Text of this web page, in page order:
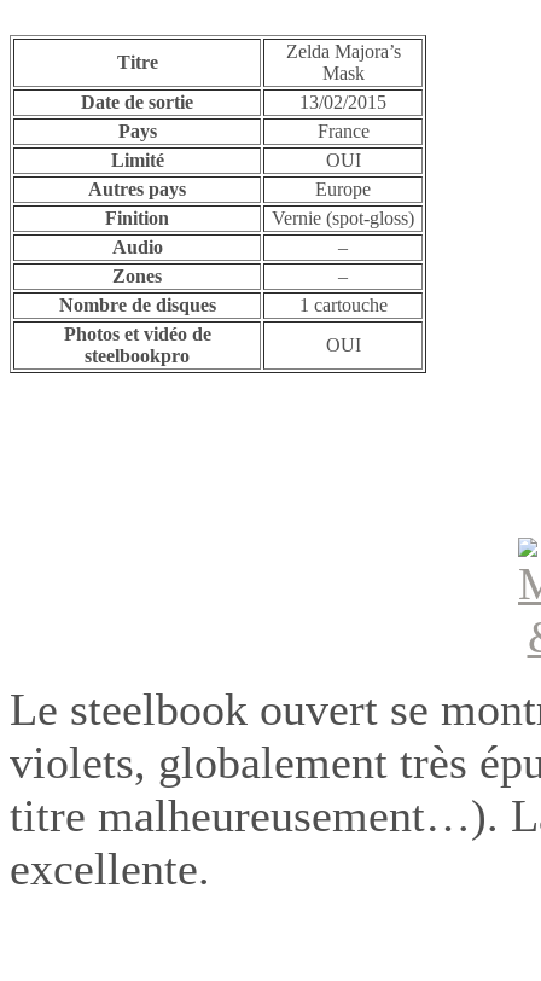
Titre
Zelda Majora’s
Mask
Date de sortie
13/02/2015
Pays
France
Limité
OUI
Autres pays
Europe
Finition
Vernie (spot-gloss)
Audio
–
Zones
–
Nombre de disques
1 cartouche
Photos et vidéo de
steelbookpro
OUI
Le steelbook ouvert se
violets, globalement très
titre malheureusement…).
excellente.